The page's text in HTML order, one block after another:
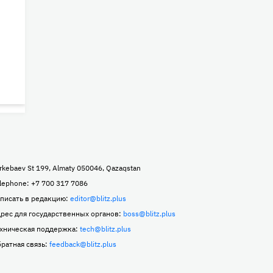
St 199, Almaty 050046, Qazaqstan
+7 700 317 7086
в редакцию: editor@blitz.plus
для государственных органов: boss@blitz.plus
поддержка: tech@blitz.plus
связь: feedback@blitz.plus